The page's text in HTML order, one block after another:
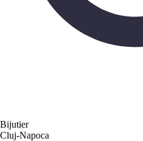
Bijutier
Cluj-Napoca